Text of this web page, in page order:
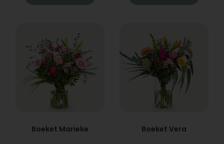
Boeket Marieke Boeket Vera